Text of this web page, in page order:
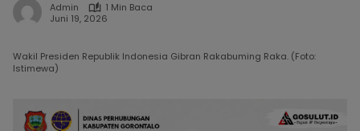
Admin
1 Min Baca
Juni 19, 2026
Wakil Presiden Republik Indonesia Gibran Rakabuming Raka. (Foto:
Istimewa)